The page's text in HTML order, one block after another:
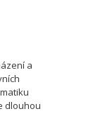
a
dlouhou